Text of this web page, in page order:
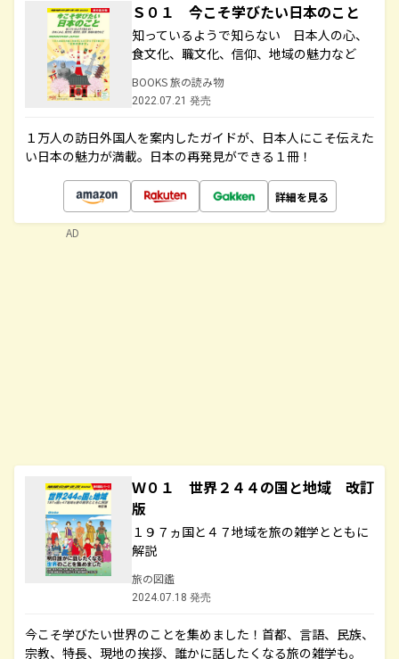
Ｓ０１ 今こそ学びたい日本のこと
知っているようで知らない 日本人の心、
食文化、職文化、信仰、地域の魅力など
BOOKS 旅の読み物
2022.07.21 発売
１万人の訪日外国人を案内したガイドが、日本人にこそ伝えた
い日本の魅力が満載。日本の再発見ができる１冊！
詳細を見る
Ｗ０１ 世界２４４の国と地域 改訂
版
１９７ヵ国と４７地域を旅の雑学とともに
解説
旅の図鑑
2024.07.18 発売
今こそ学びたい世界のことを集めました！首都、言語、民族、
宗教、特長、現地の挨拶、誰かに話したくなる旅の雑学も。
AD